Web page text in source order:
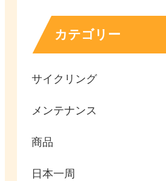
カテゴリー
サイクリング
メンテナンス
商品
日本一周